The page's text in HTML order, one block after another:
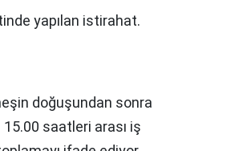
yapılan istirahat.
doğuşundan sonra
saatleri arası iş